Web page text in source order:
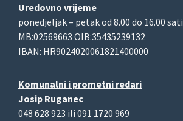
Uredovno vrijeme
ponedjeljak – petak od 8.00 do 16.00 sati
MB:02569663 OIB:35435239132
IBAN: HR9024020061821400000
Komunalni i prometni redari
Josip Ruganec
048 628 923 ili 091 1720 969